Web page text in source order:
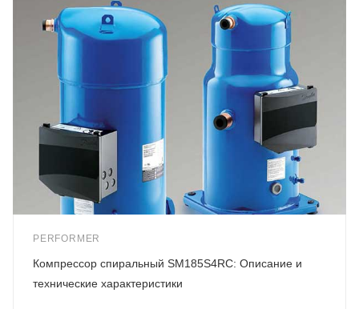
PERFORMER
Компрессор спиральный SM185S4RC: Описание и
технические характеристики